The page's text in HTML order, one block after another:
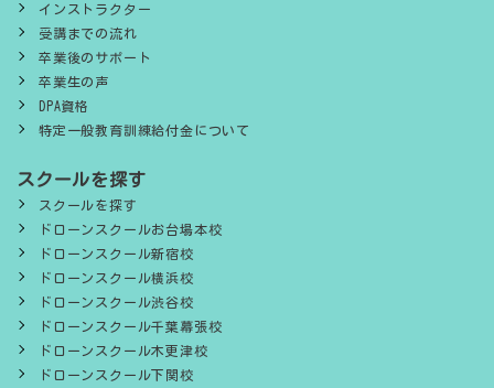
インストラクター
受講までの流れ
卒業後のサポート
卒業生の声
DPA資格
特定一般教育訓練給付金について
スクールを探す
スクールを探す
ドローンスクールお台場本校
ドローンスクール新宿校
ドローンスクール横浜校
ドローンスクール渋谷校
ドローンスクール千葉幕張校
ドローンスクール木更津校
ドローンスクール下関校